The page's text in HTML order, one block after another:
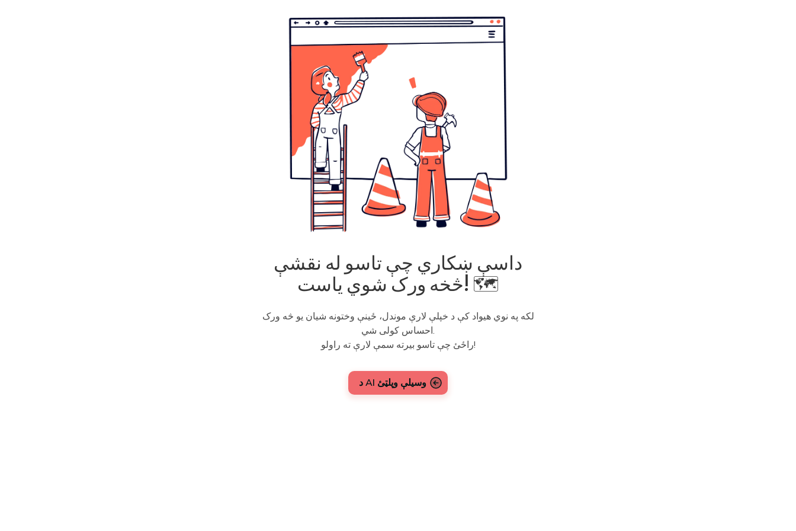
داسې ښکاري چې تاسو له نقشې
څخه ورک شوي یاست! 🗺️
لکه په نوي هیواد کې د خپلې لارې موندل، ځینې وختونه شیان یو څه ورک
احساس کولی شي.
راځئ چې تاسو بیرته سمې لارې ته راولو!
د AI وسیلې وپلټئ